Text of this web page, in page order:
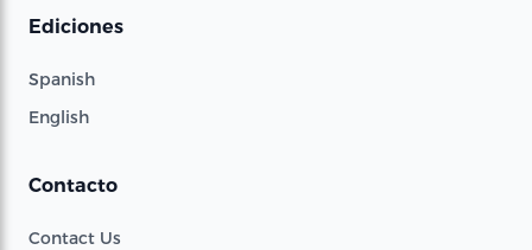
Ediciones
Spanish
English
Contacto
Contact Us